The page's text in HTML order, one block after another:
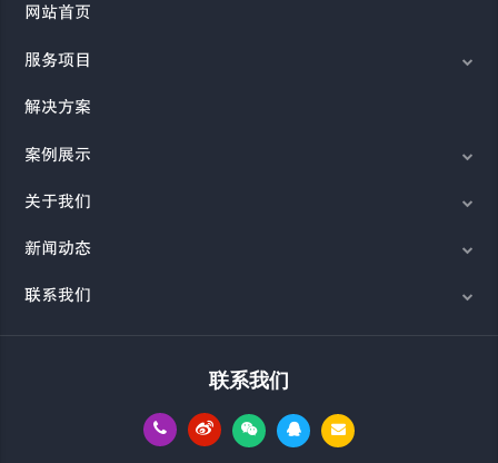
网站首页
服务项目
解决方案
案例展示
关于我们
新闻动态
联系我们
联系我们